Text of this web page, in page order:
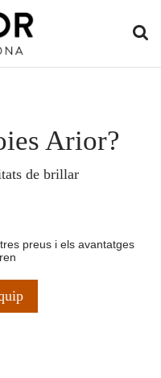
Arior?
de brillar
preus i els avantatges